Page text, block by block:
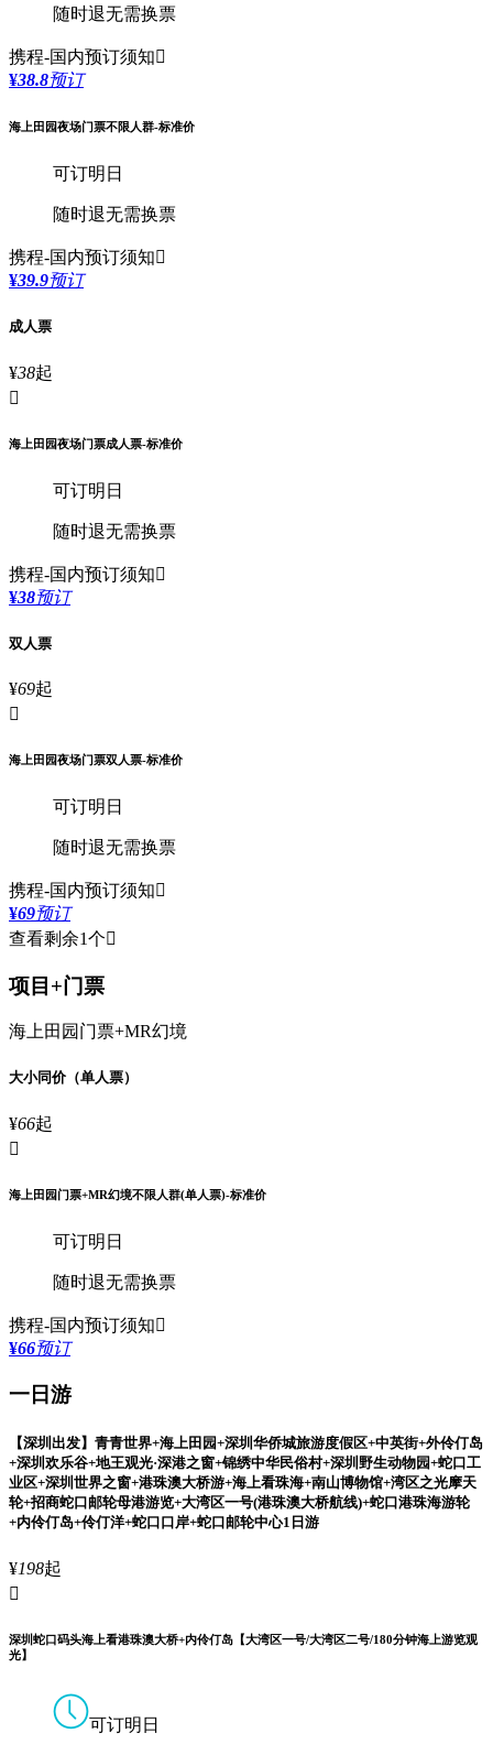
随时退无需换票
携程-国内预订须知
¥38.8预订
海上田园夜场门票不限人群-标准价
可订明日
随时退无需换票
携程-国内预订须知
¥39.9预订
成人票
¥38起

海上田园夜场门票成人票-标准价
可订明日
随时退无需换票
携程-国内预订须知
¥38预订
双人票
¥69起

海上田园夜场门票双人票-标准价
可订明日
随时退无需换票
携程-国内预订须知
¥69预订
查看剩余1个
项目+门票
海上田园门票+MR幻境
大小同价（单人票）
¥66起

海上田园门票+MR幻境不限人群(单人票)-标准价
可订明日
随时退无需换票
携程-国内预订须知
¥66预订
一日游
【深圳出发】青青世界+海上田园+深圳华侨城旅游度假区+中英街+外伶仃岛
+深圳欢乐谷+地王观光·深港之窗+锦绣中华民俗村+深圳野生动物园+蛇口工
业区+深圳世界之窗+港珠澳大桥游+海上看珠海+南山博物馆+湾区之光摩天
轮+招商蛇口邮轮母港游览+大湾区一号(港珠澳大桥航线)+蛇口港珠海游轮
+内伶仃岛+伶仃洋+蛇口口岸+蛇口邮轮中心1日游
¥198起

深圳蛇口码头海上看港珠澳大桥+内伶仃岛【大湾区一号/大湾区二号/180分钟海上游览观
光】
可订明日